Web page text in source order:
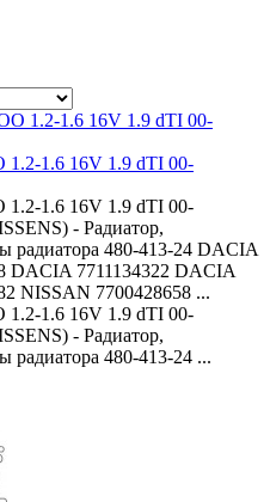
1.6 16V 1.9 dTI 00-
1.6 16V 1.9 dTI 00-
- Радиатор,
радиатора 480-413-24 DACIA
DACIA 7711134322 DACIA
NISSAN 7700428658 ...
1.6 16V 1.9 dTI 00-
- Радиатор,
радиатора 480-413-24 ...